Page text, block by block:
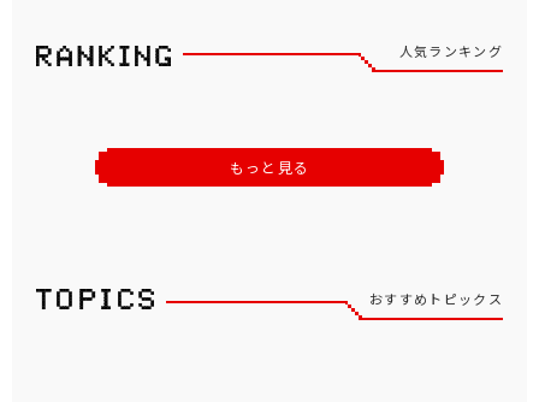
人気ランキング
もっと見る
おすすめトピックス